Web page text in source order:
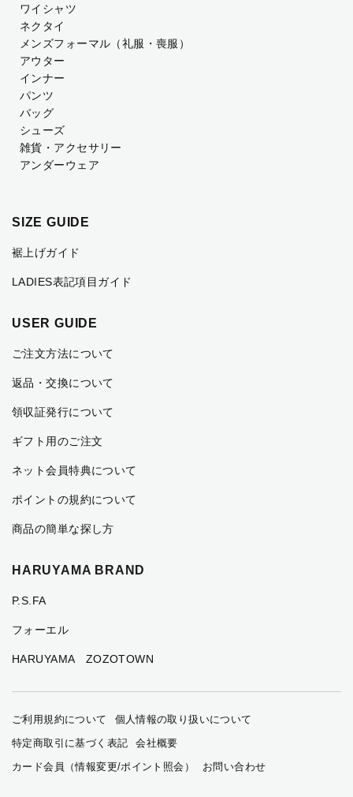
ワイシャツ
ネクタイ
メンズフォーマル （礼服・喪服）
アウター
インナー
パンツ
バッグ
シューズ
雑貨・アクセサリー
アンダーウェア
SIZE GUIDE
裾上げガイド
LADIES表記項目ガイド
USER GUIDE
ご注文方法について
返品・交換について
領収証発行について
ギフト用のご注文
ネット会員特典について
ポイントの規約について
商品の簡単な探し方
HARUYAMA BRAND
P.S.FA
フォーエル
HARUYAMA ZOZOTOWN
ご利用規約について
個人情報の取り扱いについて
特定商取引に基づく表記
会社概要
カード会員（情報変更/ポイント照会）
お問い合わせ